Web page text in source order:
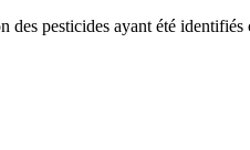
pesticides ayant été